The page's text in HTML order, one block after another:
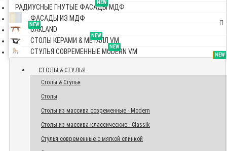
NEW
РАДИУСНЫЕ ГНУТЫЕ ФАСАДЫ МДФ
ФАСАДЫ ИЗ МДФ
NEW
OAKLAND
NEW
СТОЛЫ КЕРАМИ & МЕТАЛЛ VM
NEW
СТУЛЬЯ СОВРЕМЕННЫЕ MODERN VM TOP
СТОЛЫ & СТУЛЬЯ
Столы & Стулья
Столы
Столы из массива современные - Modern
Столы из массива классические - Classik
Стулья современные с мягкой спинкой
NEW
NEW
NEW